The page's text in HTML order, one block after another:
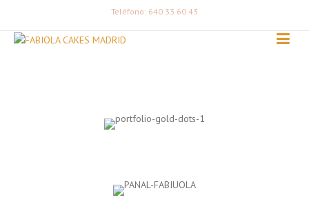
Teléfono: 640 33 60 43